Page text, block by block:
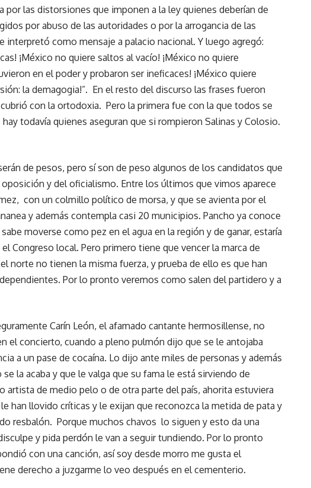
por las distorsiones que imponen a la ley quienes deberían de
por abuso de las autoridades o por la arrogancia de las
interpretó como mensaje a palacio nacional. Y luego agregó:
¡México no quiere saltos al vacío! ¡México no quiere
en el poder y probaron ser ineficaces! ¡México quiere
la demagogia!”. En el resto del discurso las frases fueron
con la ortodoxia. Pero la primera fue con la que todos se
todavía quienes aseguran que si rompieron Salinas y Colosio.
de pesos, pero sí son de peso algunos de los candidatos que
y del oficialismo. Entre los últimos que vimos aparece
con un colmillo político de morsa, y que se avienta por el
y además contempla casi 20 municipios. Pancho ya conoce
moverse como pez en el agua en la región y de ganar, estaría
Congreso local. Pero primero tiene que vencer la marca de
norte no tienen la misma fuerza, y prueba de ello es que han
Por lo pronto veremos como salen del partidero y a
Carín León, el afamado cantante hermosillense, no
el concierto, cuando a pleno pulmón dijo que se le antojaba
a un pase de cocaína. Lo dijo ante miles de personas y además
la acaba y que le valga que su fama le está sirviendo de
artista de medio pelo o de otra parte del país, ahorita estuviera
han llovido críticas y le exijan que reconozca la metida de pata y
resbalón. Porque muchos chavos lo siguen y esto da una
y pida perdón le van a seguir tundiendo. Por lo pronto
con una canción, así soy desde morro me gusta el
derecho a juzgarme lo veo después en el cementerio.